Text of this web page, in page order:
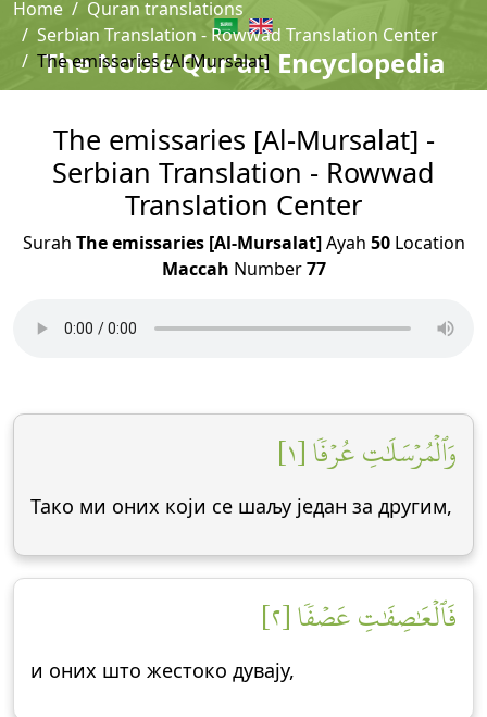
The Noble Qur'an Encyclopedia
Home
Quran translations
Serbian Translation - Rowwad Translation Center
The emissaries [Al-Mursalat]
The emissaries [Al-Mursalat] -
Serbian Translation - Rowwad
Translation Center
Surah The emissaries [Al-Mursalat]Ayah 50Location
Maccah Number77
وَٱلۡمُرۡسَلَٰتِ عُرۡفٗا [١]
Тако ми оних који се шаљу један за другим,
فَٱلۡعَٰصِفَٰتِ عَصۡفٗا [٢]
и оних што жестоко дувају,